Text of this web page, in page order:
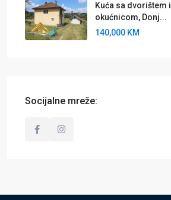
Kuća sa dvorištem i
okućnicom, Donj...
140,000 KM
Socijalne mreže: